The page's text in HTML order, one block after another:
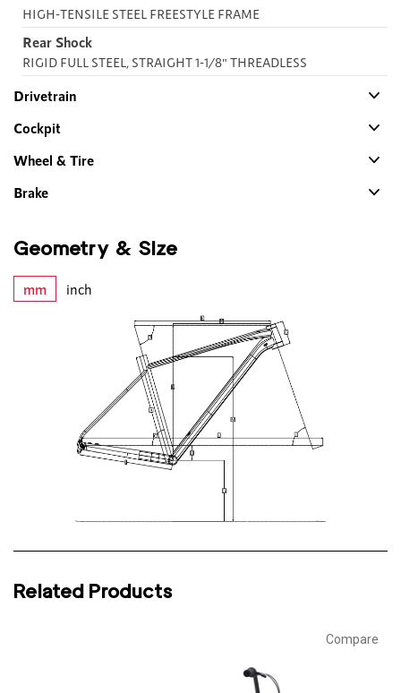
HIGH-TENSILE STEEL FREESTYLE FRAME
Rear Shock
RIGID FULL STEEL, STRAIGHT 1-1/8" THREADLESS
Drivetrain
Cockpit
Wheel & Tire
Brake
Geometry & Size
mm inch
Related Products
Compare